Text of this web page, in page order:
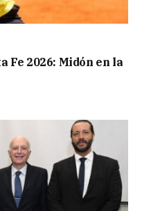
Fe 2026: Midón en la